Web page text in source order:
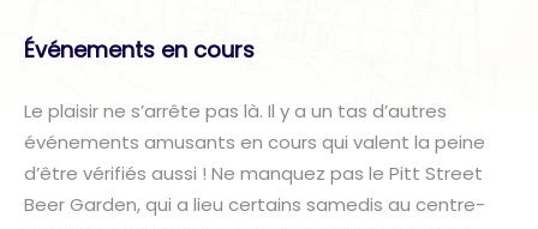
Événements en cours
Le plaisir ne s’arrête pas là. Il y a un tas d’autres
événements amusants en cours qui valent la peine
d’être vérifiés aussi ! Ne manquez pas le Pitt Street
Beer Garden, qui a lieu certains samedis au centre-